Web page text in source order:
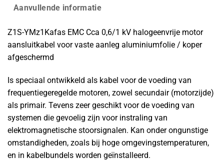
Aanvullende informatie
Z1S-YMz1Kafas EMC Cca 0,6/1 kV halogeenvrije motor
aansluitkabel voor vaste aanleg aluminiumfolie / koper
afgeschermd
Is speciaal ontwikkeld als kabel voor de voeding van
frequentiegeregelde motoren, zowel secundair (motorzijde)
als primair. Tevens zeer geschikt voor de voeding van
systemen die gevoelig zijn voor instraling van
elektromagnetische stoorsignalen. Kan onder ongunstige
omstandigheden, zoals bij hoge omgevingstemperaturen,
en in kabelbundels worden geïnstalleerd.